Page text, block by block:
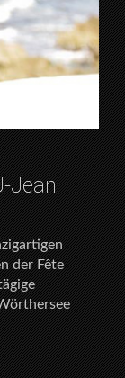
Jean
der Fête